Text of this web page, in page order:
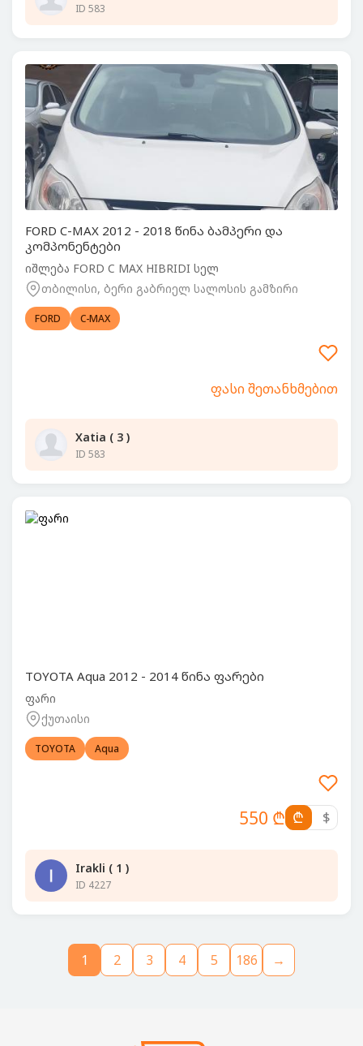
ID 583
FORD C-MAX 2012 - 2018 წინა ბამპერი და
კომპონენტები
იშლება FORD C MAX HIBRIDI სელ
თბილისი, ბერი გაბრიელ სალოსის გამზირი
FORD C-MAX
ფასი შეთანხმებით
Xatia ( 3 )
ID 583
TOYOTA Aqua 2012 - 2014 წინა ფარები
ფარი
ქუთაისი
TOYOTA Aqua
550 ₾ ₾ $
Irakli ( 1 )
ID 4227
1 2 3 4 5 186 →